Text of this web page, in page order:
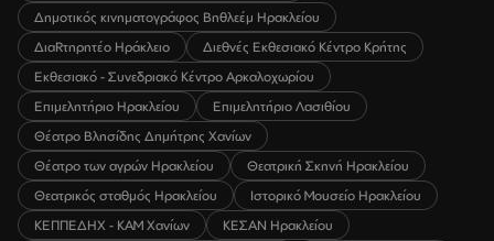
Δημοτικός κινηματογράφος Βηθλεέμ Ηρακλείου
ΔιαRτηρητέο Ηράκλειο
Διεθνές Εκθεσιακό Κέντρο Κρήτης
Εκθεσιακό - Συνεδριακό Κέντρο Αρκαλοχωρίου
Επιμελητήριο Ηρακλείου
Επιμελητήριο Λασιθίου
Θέατρο Βλησίδης Δημήτρης Χανίων
Θέατρο των αγρών Ηρακλείου
Θεατρική Σκηνή Ηρακλείου
Θεατρικός σταθμός Ηρακλείου
Ιστορικό Μουσείο Ηρακλείου
ΚΕΠΠΕΔΗΧ - ΚΑΜ Χανίων
ΚΕΣΑΝ Ηρακλείου